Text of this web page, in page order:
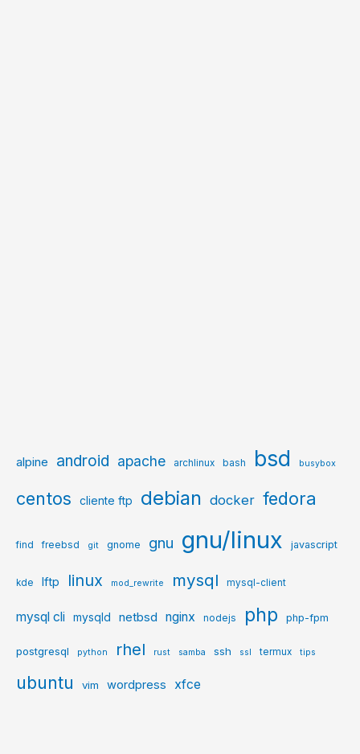
alpine android apache archlinux bash bsd busybox
centos cliente ftp debian docker fedora
find freebsd git gnome gnu gnu/linux javascript
kde lftp linux mod_rewrite mysql mysql-client
mysql cli mysqld netbsd nginx nodejs php php-fpm
postgresql python rhel rust samba ssh ssl termux tips
ubuntu vim wordpress xfce